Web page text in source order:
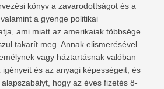
könyv a zavarodottságot és a
a gyenge politikai
ami miatt az amerikaiak többsége
takarít meg. Annak elismerésével
vagy háztartásnak valóban
és az anyagi képességeit, és
hogy az éves fizetés 8-